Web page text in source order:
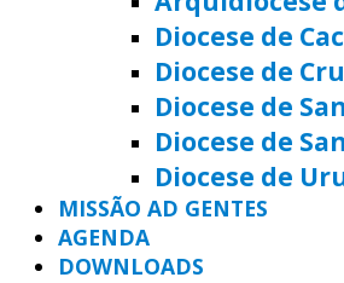
Diocese de
Diocese de
Diocese de
Diocese de
Diocese de
MISSÃO AD GENTES
AGENDA
DOWNLOADS